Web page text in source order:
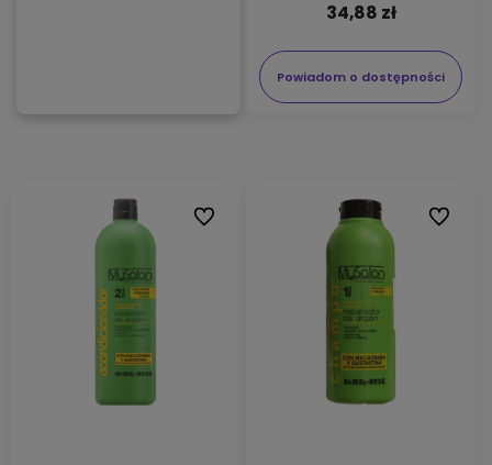
34,88 zł
Powiadom o dostępności
Do ulubionych Do